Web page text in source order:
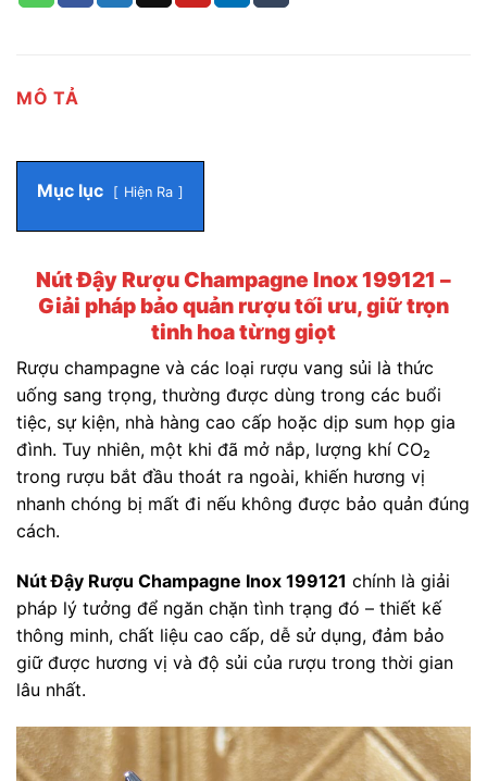
MÔ TẢ
Mục lục Hiện Ra
Nút Đậy Rượu Champagne Inox 199121 –
Giải pháp bảo quản rượu tối ưu, giữ trọn
tinh hoa từng giọt
Rượu champagne và các loại rượu vang sủi là thức
uống sang trọng, thường được dùng trong các buổi
tiệc, sự kiện, nhà hàng cao cấp hoặc dịp sum họp gia
đình. Tuy nhiên, một khi đã mở nắp, lượng khí CO₂
trong rượu bắt đầu thoát ra ngoài, khiến hương vị
nhanh chóng bị mất đi nếu không được bảo quản đúng
cách.
Nút Đậy Rượu Champagne Inox 199121 chính là giải
pháp lý tưởng để ngăn chặn tình trạng đó – thiết kế
thông minh, chất liệu cao cấp, dễ sử dụng, đảm bảo
giữ được hương vị và độ sủi của rượu trong thời gian
lâu nhất.